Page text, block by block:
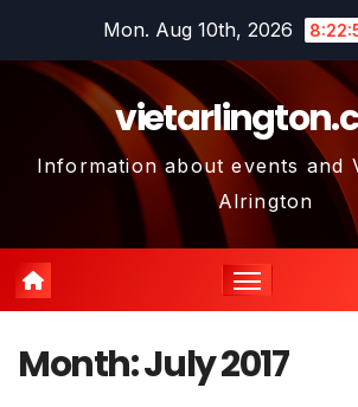
content
Mon. Aug 10th, 2026
Information about events and
Alrington
Month:July 2017